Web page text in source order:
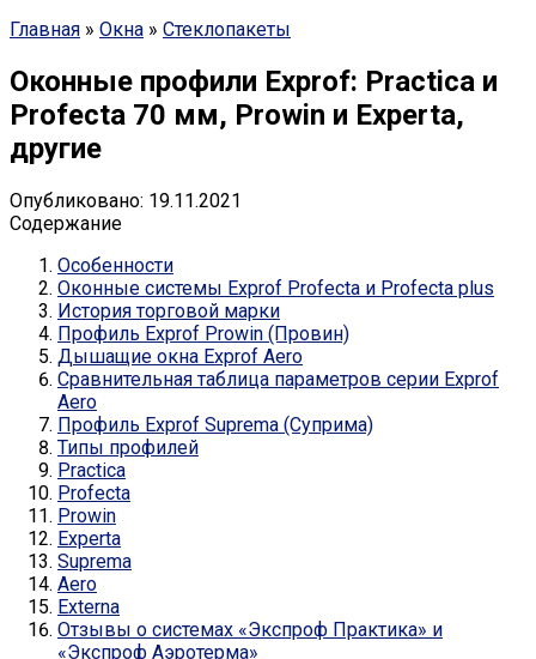
Главная » Окна » Стеклопакеты
Оконные профили Exprof: Practica и
Profecta 70 мм, Prowin и Experta,
другие
Опубликовано: 19.11.2021
Содержание
Особенности
Оконные системы Exprof Profecta и Profecta plus
История торговой марки
Профиль Exprof Prowin (Провин)
Дышащие окна Exprof Aero
Сравнительная таблица параметров серии Exprof
Aero
Профиль Exprof Suprema (Суприма)
Типы профилей
Practica
Profecta
Prowin
Experta
Suprema
Aero
Externa
Отзывы о системах «Экспроф Практика» и
«Экспроф Аэротерма»